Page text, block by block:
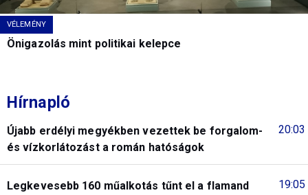
VÉLEMÉNY
Önigazolás mint politikai kelepce
Hírnapló
20:03
Újabb erdélyi megyékben vezettek be forgalom-
és vízkorlátozást a román hatóságok
19:05
Legkevesebb 160 műalkotás tűnt el a flamand